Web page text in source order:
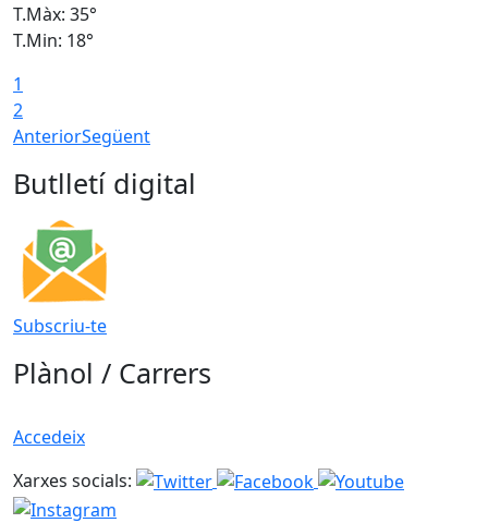
T.Màx: 35°
T.Min: 18°
1
2
AnteriorSegüent
Butlletí digital
Subscriu-te
Plànol / Carrers
Accedeix
Xarxes socials: